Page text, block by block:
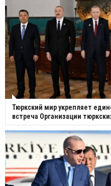
Тюркский мир укрепляет
встреча Организации